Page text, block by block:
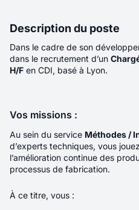
Avocat
Télétravail
charge du pôle
Description du poste
Dans le cadre de son
dans le recrutement d’un
H/F en CDI, basé à Lyon.
Vos missions :
Au sein du service Méthodes /
d’experts techniques, vous
l’amélioration continue des
processus de fabrication.
À ce titre, vous :
En soumettant ce
de gestion des données